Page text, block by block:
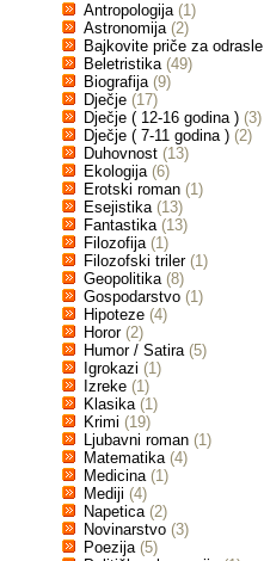
Antropologija (1)
Astronomija (2)
Bajkovite priče za odrasle
Beletristika (49)
Biografija (9)
Dječje (17)
Dječje ( 12-16 godina ) (3)
Dječje ( 7-11 godina ) (2)
Duhovnost (13)
Ekologija (6)
Erotski roman (1)
Esejistika (13)
Fantastika (13)
Filozofija (1)
Filozofski triler (1)
Geopolitika (8)
Gospodarstvo (1)
Hipoteze (4)
Horor (2)
Humor / Satira (5)
Igrokazi (1)
Izreke (1)
Klasika (1)
Krimi (19)
Ljubavni roman (1)
Matematika (4)
Medicina (1)
Mediji (4)
Napetica (2)
Novinarstvo (3)
Poezija (5)